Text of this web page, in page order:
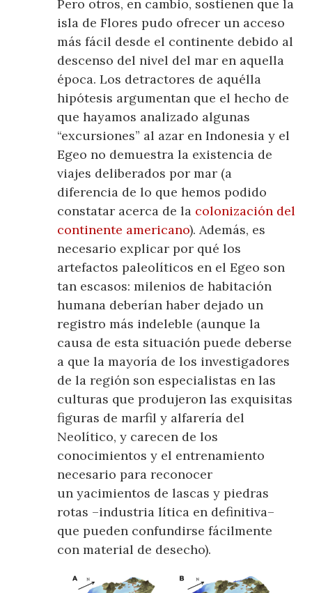
Pero otros, en cambio, sostienen que la
isla de Flores pudo ofrecer un acceso
más fácil desde el continente debido al
descenso del nivel del mar en aquella
época. Los detractores de aquélla
hipótesis argumentan que el hecho de
que hayamos analizado algunas
“excursiones” al azar en Indonesia y el
Egeo no demuestra la existencia de
viajes deliberados por mar (a
diferencia de lo que hemos podido
constatar acerca de la colonización del
continente americano). Además, es
necesario explicar por qué los
artefactos paleolíticos en el Egeo son
tan escasos: milenios de habitación
humana deberían haber dejado un
registro más indeleble (aunque la
causa de esta situación puede deberse
a que la mayoría de los investigadores
de la región son especialistas en las
culturas que produjeron las exquisitas
figuras de marfil y alfarería del
Neolítico, y carecen de los
conocimientos y el entrenamiento
necesario para reconocer
un yacimientos de lascas y piedras
rotas –industria lítica en definitiva–
que pueden confundirse fácilmente
con material de desecho).